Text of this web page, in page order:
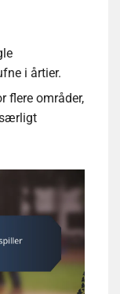
i årtier.
flere områder,